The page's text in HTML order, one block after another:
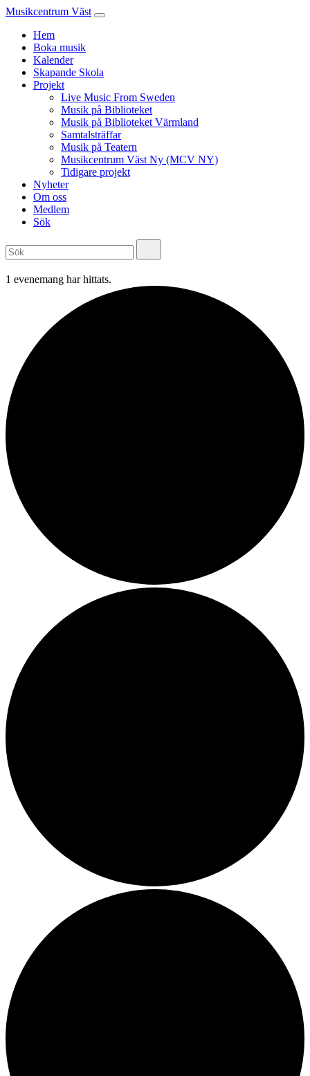
Musikcentrum Väst
Hem
Boka musik
Kalender
Skapande Skola
Projekt
Live Music From Sweden
Musik på Biblioteket
Musik på Biblioteket Värmland
Samtalsträffar
Musik på Teatern
Musikcentrum Väst Ny (MCV NY)
Tidigare projekt
Nyheter
Om oss
Medlem
Sök
1 evenemang har hittats.